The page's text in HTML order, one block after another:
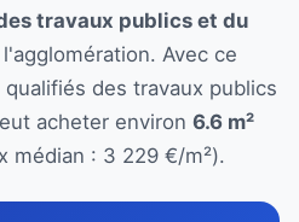
travaux publics et du
Avec ce
des travaux publics
acheter environ 6.6 m²
médian : 3 229 €/m²).